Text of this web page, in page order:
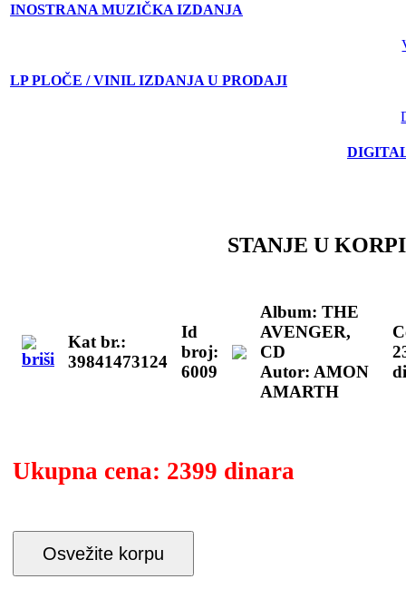
INOSTRANA MUZIČKA IZDANJA
LP PLOČE / VINIL IZDANJA U PRODAJI
STANJE U KORPI
Kat br.:
39841473124
Id
broj:
6009
Album: THE
AVENGER,
CD
Autor: AMON
AMARTH
Ukupna cena: 2399 dinara
Osvežite korpu